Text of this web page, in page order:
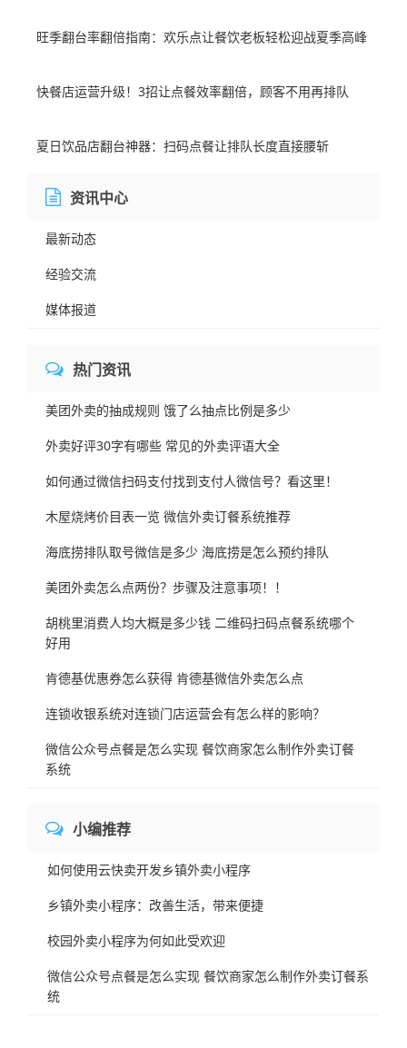
旺季翻台率翻倍指南：欢乐点让餐饮老板轻松迎战夏季高峰
快餐店运营升级！3招让点餐效率翻倍，顾客不用再排队
夏日饮品店翻台神器：扫码点餐让排队长度直接腰斩
资讯中心
最新动态
经验交流
媒体报道
热门资讯
美团外卖的抽成规则 饿了么抽点比例是多少
外卖好评30字有哪些 常见的外卖评语大全
如何通过微信扫码支付找到支付人微信号？看这里！
木屋烧烤价目表一览 微信外卖订餐系统推荐
海底捞排队取号微信是多少 海底捞是怎么预约排队
美团外卖怎么点两份？步骤及注意事项！！
胡桃里消费人均大概是多少钱 二维码扫码点餐系统哪个
好用
肯德基优惠券怎么获得 肯德基微信外卖怎么点
连锁收银系统对连锁门店运营会有怎么样的影响？
微信公众号点餐是怎么实现 餐饮商家怎么制作外卖订餐
系统
小编推荐
如何使用云快卖开发乡镇外卖小程序
乡镇外卖小程序：改善生活，带来便捷
校园外卖小程序为何如此受欢迎
微信公众号点餐是怎么实现 餐饮商家怎么制作外卖订餐系
统